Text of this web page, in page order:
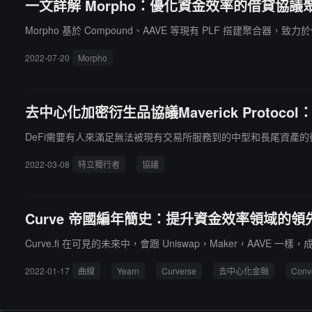
一文詳解 Morpho：優化資金效率的借貸協議
Morpho 基於 Compound、AAVE 等現有 PLF 搭建聚合器，致力
2022-07-20 Morpho
去中心化加密衍生品協議Maverick Protocol
DeFi需要有人來滿足無法被現有交易所服務到的中型和長尾資產
2022-03-08 特立獨行者 協議
Curve 帝國編年簡史：提升資金效率領域的領
Curve.fi 在可見的未來中，會跟 Uniswap，Maker，AAVE 一樣，
2022-01-17 曲線 Yearn Curverse 去中心化金融